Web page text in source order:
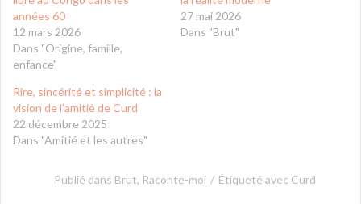
années 60
12 mars 2026
Dans "Origine, famille,
enfance"
27 mai 2026
Dans "Brut"
Rire, sincérité et simplicité : la
vision de l’amitié de Curd
22 décembre 2025
Dans "Amitié et les autres"
Publié dans Brut, Raconte-moi Étiqueté avec Curd